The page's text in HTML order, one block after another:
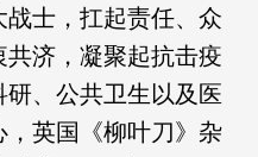
战士，扛起责任、众
济，凝聚起抗击疫
、公共卫生以及医
英国《柳叶刀》杂